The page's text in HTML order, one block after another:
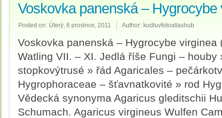
Voskovka panenská – Hygrocybe
Posted on: Úterý, 6 prosince, 2011 Author: kudluvfotoatlashub
Voskovka panenská – Hygrocybe virginea
Watling VII. – XI. Jedlá říše Fungi – houby
stopkovýtrusé » řád Agaricales –
Hygrophoraceae – šťavnatkovité » rod
Vědecká synonyma Agaricus gleditschii
Schumach. Agaricus virgineus Wulfen